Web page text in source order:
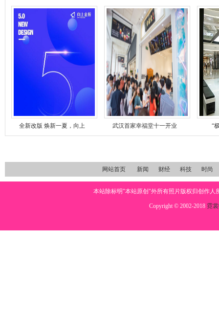
全新改版 焕新一夏，向上 武汉首家幸福堂十一开业 “
网站首页 新闻 财经 科技 时尚
本站除标明"本站原创"外所有照片版权归创作
Copyright © 2002-2018 霓